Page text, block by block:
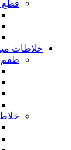
قطع
خلاطات
طقم